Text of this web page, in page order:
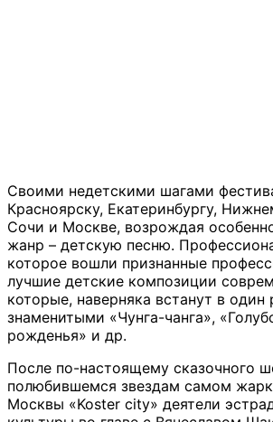
Своими недетскими шагами
Красноярску, Екатеринбургу,
Сочи и Москве, возрождая
жанр – детскую песню.
которое вошли признанные
лучшие детские композиции
которые, наверняка встанут в один
знаменитыми «Чунга-чанга»,
рожденья» и др.
После по-настоящему сказочного
полюбившемся звездам самом
Москвы «Koster city» деятели